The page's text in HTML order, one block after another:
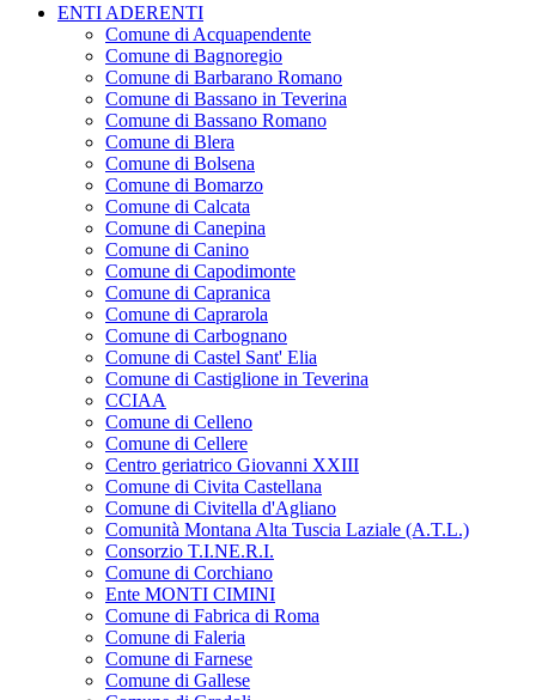
ENTI ADERENTI
Comune di Acquapendente
Comune di Bagnoregio
Comune di Barbarano Romano
Comune di Bassano in Teverina
Comune di Bassano Romano
Comune di Blera
Comune di Bolsena
Comune di Bomarzo
Comune di Calcata
Comune di Canepina
Comune di Canino
Comune di Capodimonte
Comune di Capranica
Comune di Caprarola
Comune di Carbognano
Comune di Castel Sant' Elia
Comune di Castiglione in Teverina
CCIAA
Comune di Celleno
Comune di Cellere
Centro geriatrico Giovanni XXIII
Comune di Civita Castellana
Comune di Civitella d'Agliano
Comunità Montana Alta Tuscia Laziale (A.T.L.)
Consorzio T.I.NE.R.I.
Comune di Corchiano
Ente MONTI CIMINI
Comune di Fabrica di Roma
Comune di Faleria
Comune di Farnese
Comune di Gallese